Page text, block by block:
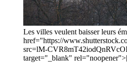
Les villes veulent baisser leurs
href="https://
src=lM-
target="_blank"